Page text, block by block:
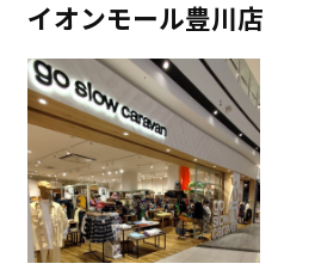
イオンモール豊川店